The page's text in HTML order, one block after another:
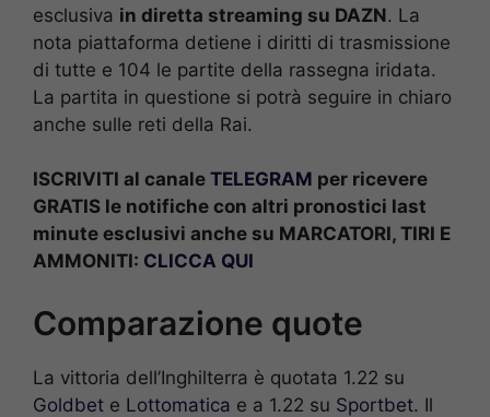
esclusiva in diretta streaming su DAZN. La
nota piattaforma detiene i diritti di trasmissione
di tutte e 104 le partite della rassegna iridata.
La partita in questione si potrà seguire in chiaro
anche sulle reti della Rai.
ISCRIVITI al canale TELEGRAM per ricevere
GRATIS le notifiche con altri pronostici last
minute esclusivi anche su MARCATORI, TIRI E
AMMONITI: CLICCA QUI
Comparazione quote
La vittoria dell’Inghilterra è quotata 1.22 su
Goldbet e Lottomatica e a 1.22 su Sportbet. Il